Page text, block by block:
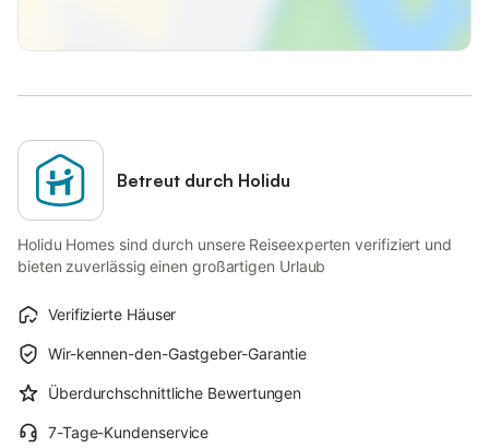
Betreut durch Holidu
Holidu Homes sind durch unsere Reiseexperten verifiziert und
bieten zuverlässig einen großartigen Urlaub
Verifizierte Häuser
Wir-kennen-den-Gastgeber-Garantie
Überdurchschnittliche Bewertungen
7-Tage-Kundenservice